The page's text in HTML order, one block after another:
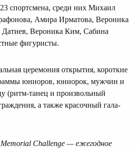
23 спортсмена, среди них Михаил
Амира Ирматова, Вероника
Датиев, Вероника Ким, Сабина
фигуристы.
церемония открытия, короткие
юниоров, юниорок, мужчин и
(ритм-танец и произвольный
а также красочный гала-
Memorial Challenge —ежегодное